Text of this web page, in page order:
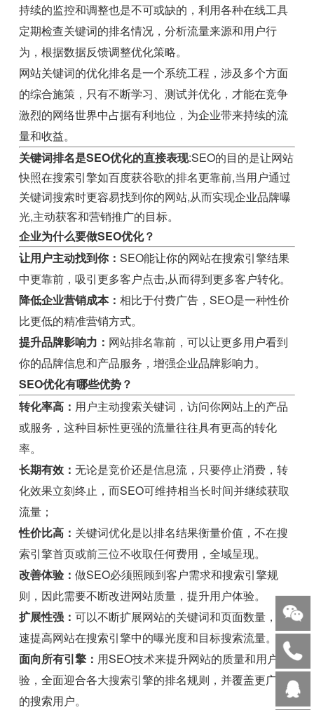
持续的监控和调整也是不可或缺的，利用各种在线工具
定期检查关键词的排名情况，分析流量来源和用户行
为，根据数据反馈调整优化策略。
网站关键词的优化排名是一个系统工程，涉及多个方面
的综合施策，只有不断学习、测试并优化，才能在竞争
激烈的网络世界中占据有利地位，为企业带来持续的流
量和收益。
关键词排名是SEO优化的直接表现:SEO的目的是让网站
快照在搜索引擎如百度获谷歌的排名更靠前,当用户通过
关键词搜索时更容易找到你的网站,从而实现企业品牌曝
光,主动获客和营销推广的目标。
企业为什么要做SEO优化？
让用户主动找到你：SEO能让你的网站在搜索引擎结果
中更靠前，吸引更多客户点击,从而得到更多客户转化。
降低企业营销成本：相比于付费广告，SEO是一种性价
比更低的精准营销方式。
提升品牌影响力： 网站排名靠前，可以让更多用户看到
你的品牌信息和产品服务，增强企业品牌影响力。
SEO优化有哪些优势？
转化率高： 用户主动搜索关键词，访问你网站上的产品
或服务，这种目标性更强的流量往往具有更高的转化
率。
长期有效：无论是竞价还是信息流，只要停止消费，转
化效果立刻终止，而SEO可维持相当长时间并继续获取
流量；
性价比高： 关键词优化是以排名结果衡量价值，不在搜
索引擎首页或前三位不收取任何费用，全域呈现。
改善体验：做SEO必须照顾到客户需求和搜索引擎规
则，因此需要不断改进网站质量，提升用户体验。
扩展性强：可以不断扩展网站的关键词和页面数量，快
速提高网站在搜索引擎中的曝光度和目标搜索流量。
面向所有引擎： 用SEO技术来提升网站的质量和用户体
验，全面迎合各大搜索引擎的排名规则，并覆盖更广泛
的搜索用户。